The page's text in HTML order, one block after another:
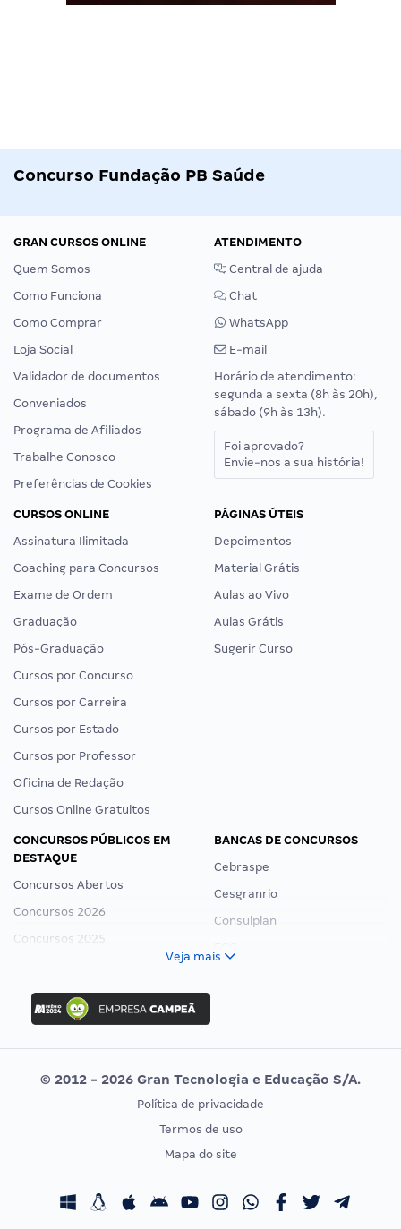
Concurso Fundação PB Saúde
GRAN CURSOS ONLINE
Quem Somos
Como Funciona
Como Comprar
Loja Social
Validador de documentos
Conveniados
Programa de Afiliados
Trabalhe Conosco
Preferências de Cookies
ATENDIMENTO
Central de ajuda
Chat
WhatsApp
E-mail
Horário de atendimento:
segunda a sexta (8h às 20h),
sábado (9h às 13h).
Foi aprovado?
Envie-nos a sua história!
CURSOS ONLINE
Assinatura Ilimitada
Coaching para Concursos
Exame de Ordem
Graduação
Pós-Graduação
Cursos por Concurso
Cursos por Carreira
Cursos por Estado
Cursos por Professor
Oficina de Redação
Cursos Online Gratuitos
PÁGINAS ÚTEIS
Depoimentos
Material Grátis
Aulas ao Vivo
Aulas Grátis
Sugerir Curso
CONCURSOS PÚBLICOS EM
DESTAQUE
Concursos Abertos
Concursos 2026
Concursos 2025
Concurso Ibama
Concurso MPU
Editais publicados
BANCAS DE CONCURSOS
Cebraspe
Cesgranrio
Consulplan
Vunesp
CONCURSOS POR PROFISSÃO
Concursos Fiscais
EXAME DE ORDEM
Calendário OAB
Veja mais
© 2012 - 2026 Gran Tecnologia e Educação S/A.
Política de privacidade
Termos de uso
Mapa do site